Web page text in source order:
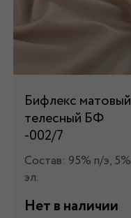
Бифлекс матовый
телесный БФ
-002/7
Состав: 95% п/э, 5%
эл.
Нет в наличии